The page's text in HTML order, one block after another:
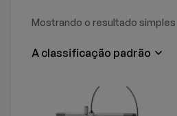
Mostrando o resultado simples
A classificação padrão